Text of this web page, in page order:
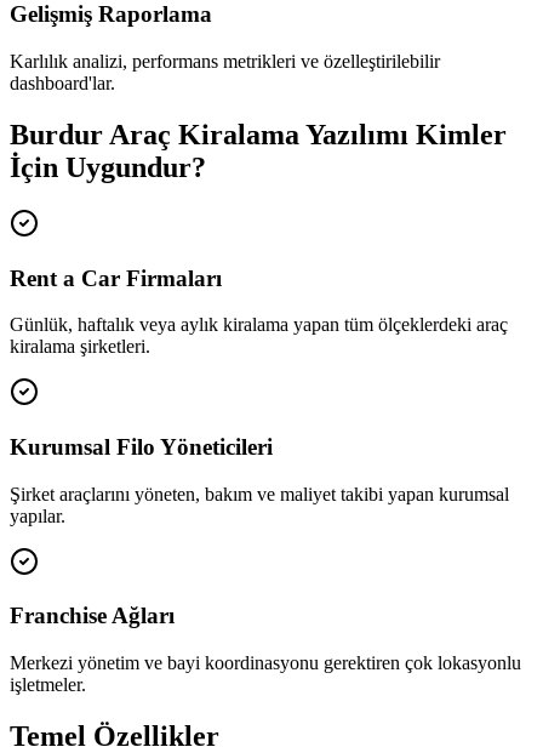
Gelişmiş Raporlama
Karlılık analizi, performans metrikleri ve özelleştirilebilir
dashboard'lar.
Burdur Araç Kiralama Yazılımı Kimler
İçin Uygundur?
Rent a Car Firmaları
Günlük, haftalık veya aylık kiralama yapan tüm ölçeklerdeki araç
kiralama şirketleri.
Kurumsal Filo Yöneticileri
Şirket araçlarını yöneten, bakım ve maliyet takibi yapan kurumsal
yapılar.
Franchise Ağları
Merkezi yönetim ve bayi koordinasyonu gerektiren çok lokasyonlu
işletmeler.
Temel Özellikler